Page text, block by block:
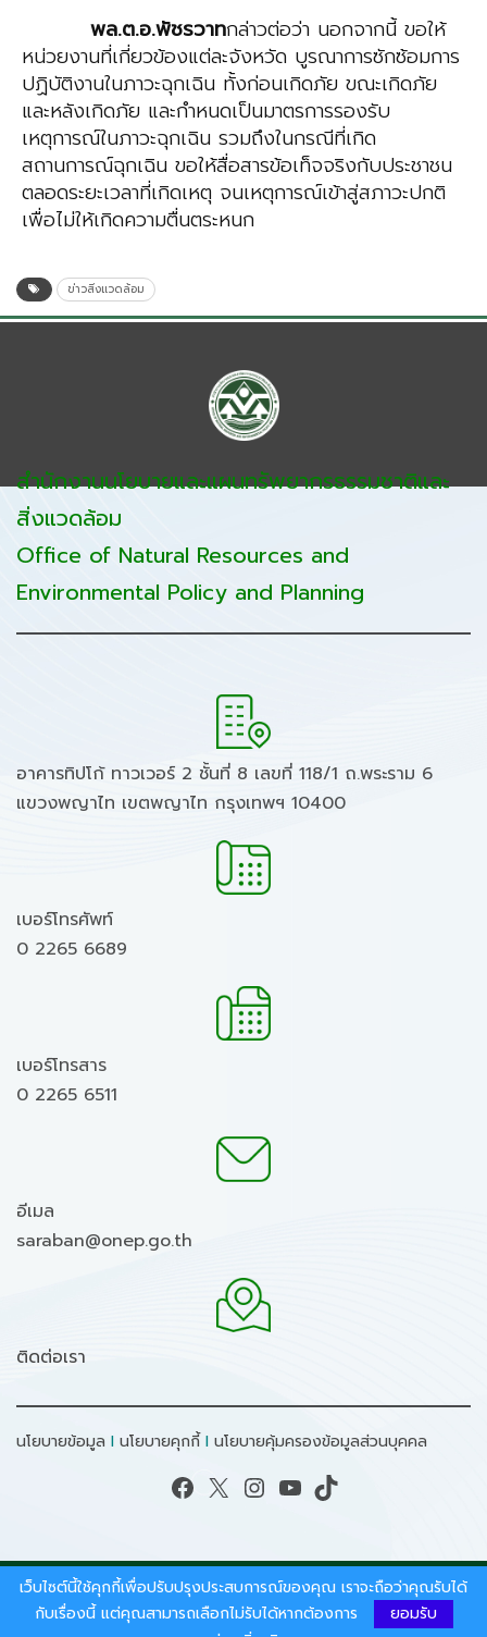
พล.ต.อ.พัชรวาทกล่าวต่อว่า นอกจากนี้ ขอให้
หน่วยงานที่เกี่ยวข้องแต่ละจังหวัด บูรณาการซักซ้อมการ
ปฏิบัติงานในภาวะฉุกเฉิน ทั้งก่อนเกิดภัย ขณะเกิดภัย
และหลังเกิดภัย และกำหนดเป็นมาตรการรองรับ
เหตุการณ์ในภาวะฉุกเฉิน รวมถึงในกรณีที่เกิด
สถานการณ์ฉุกเฉิน ขอให้สื่อสารข้อเท็จจริงกับประชาชน
ตลอดระยะเวลาที่เกิดเหตุ จนเหตุการณ์เข้าสู่สภาวะปกติ
เพื่อไม่ให้เกิดความตื่นตระหนก
ข่าวสิ่งแวดล้อม
สำนักงานนโยบายและแผนทรัพยากรธรรมชาติและ
สิ่งแวดล้อม
Office of Natural Resources and
Environmental Policy and Planning
อาคารทิปโก้ ทาวเวอร์ 2 ชั้นที่ 8 เลขที่ 118/1 ถ.พระราม 6
แขวงพญาไท เขตพญาไท กรุงเทพฯ 10400
เบอร์โทรศัพท์
0 2265 6689
เบอร์โทรสาร
0 2265 6511
อีเมล
saraban@onep.go.th
ติดต่อเรา
นโยบายข้อมูล I นโยบายคุกกี้I นโยบายคุ้มครองข้อมูลส่วนบุคคล
Facebook X Instagram YouTube TikTok
สงวนลิขสิทธิ์ © 2026 - สำนักงานนโยบายและแผน
ทรัพยากรธรรมชาติและสิ่งแวดล้อม.
เว็บไซต์นี้ใช้คุกกี้เพื่อปรับปรุงประสบการณ์ของคุณ เราจะถือว่าคุณรับได้
กับเรื่องนี้ แต่คุณสามารถเลือกไม่รับได้หากต้องการ
ยอมรับ